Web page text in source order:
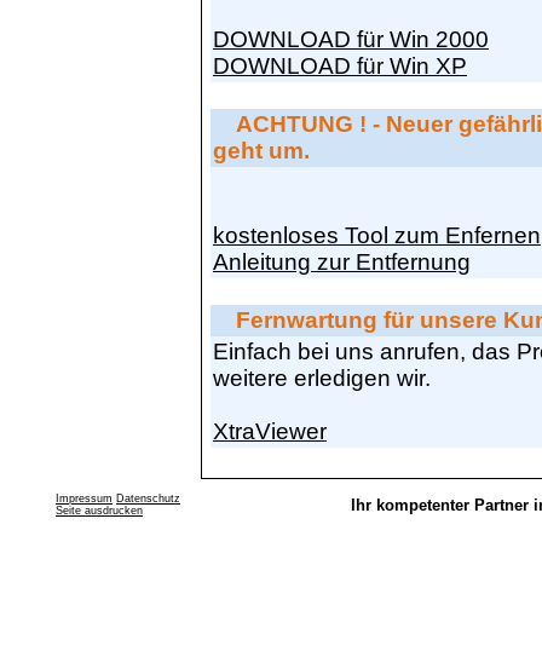
DOWNLOAD für Win 2000
DOWNLOAD für Win XP
ACHTUNG ! - Neuer
geht um.
kostenloses Tool zum Enfernen
Anleitung zur Entfernung
Fernwartung für unsere
Einfach bei uns anrufen, das
weitere erledigen wir.
XtraViewer
Impressum Datenschutz
Seite ausdrucken
Ihr kompetenter